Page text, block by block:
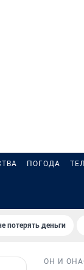
ПОГОДА
потерять деньги
ОН И ОНА